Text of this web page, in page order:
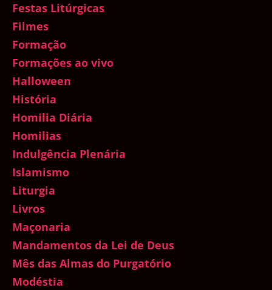
Festas Litúrgicas
Filmes
Formação
Formações ao vivo
Halloween
História
Homilia Diária
Homilias
Indulgência Plenária
Islamismo
Liturgia
Livros
Maçonaria
Mandamentos da Lei de Deus
Mês das Almas do Purgatório
Modéstia